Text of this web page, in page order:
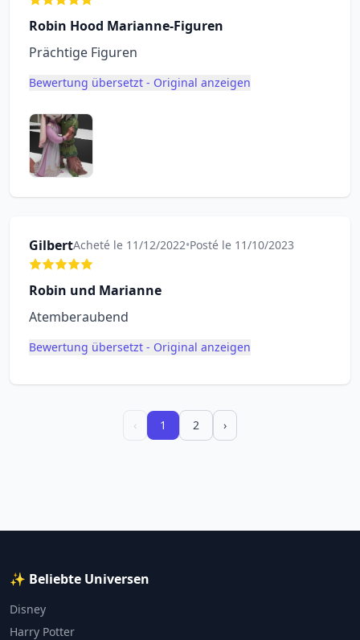
Robin Hood Marianne-Figuren
Prächtige Figuren
Bewertung übersetzt - Original anzeigen
GilbertAcheté le 11/12/2022•Posté le 11/10/2023
Robin und Marianne
Atemberaubend
Bewertung übersetzt - Original anzeigen
‹ 1 2 ›
✨ Beliebte Universen
Disney
Harry Potter